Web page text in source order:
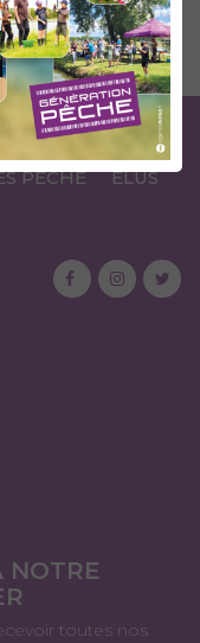
PÊCHE
ESPACE
ÉLUS
NOTRE
toutes nos